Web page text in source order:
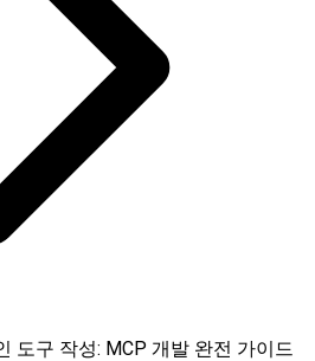
도구 작성: MCP 개발 완전 가이드